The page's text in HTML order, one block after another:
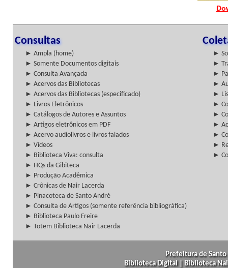
Consultas
► Ampla (home)
►
► Somente Documentos digitais
►
► Consulta Avançada
►
► Acervos das Bibliotecas
►
► Acervos das Bibliotecas (especificado)
►
► Livros Eletrônicos
►
► Catálogos de Autores e Assuntos
►
► Artigos eletrônicos em PDF
►
► Acervo audiolivros e livros falados
►
► Vídeos
►
► Biblioteca Viva: consulta
►
► HQs da Gibiteca
► Produção Acadêmica
► Crônicas de Nair Lacerda
► Pinacoteca de Santo André
► Consulta de Artigos (somente referência bibliográfica)
► Biblioteca Paulo Freire
► Totem Biblioteca Nair Lacerda
Prefeitura de
Biblioteca Digital | Biblioteca